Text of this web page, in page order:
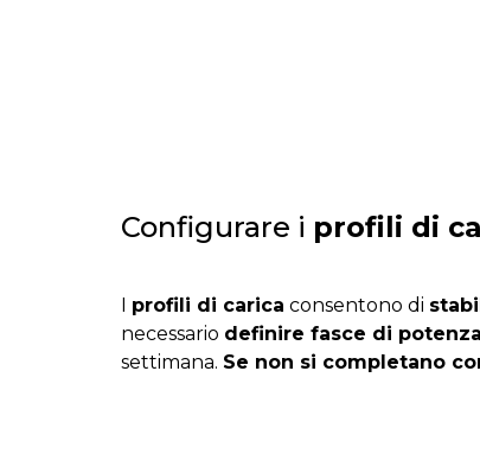
Configurare i profili di
profili di carica consentono di
necessario definire fasce di
settimana. Se non si completano